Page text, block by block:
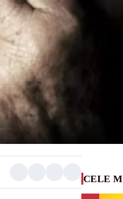
CELE